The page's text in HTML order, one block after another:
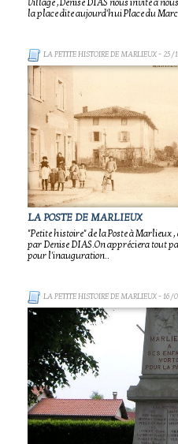
Village ,Denise DIAS nous invite à
la place dite aujourd'hui Place du
LA PETITE HISTOIRE DE MARLIEUX- 25/
LA POSTE DE MARLIEUX
"Petite histoire" de la Poste à Marlieux
par Denise DIAS.On appréciera tout
pour l'inauguration..
LA PETITE HISTOIRE DE MARLIEUX- 16/